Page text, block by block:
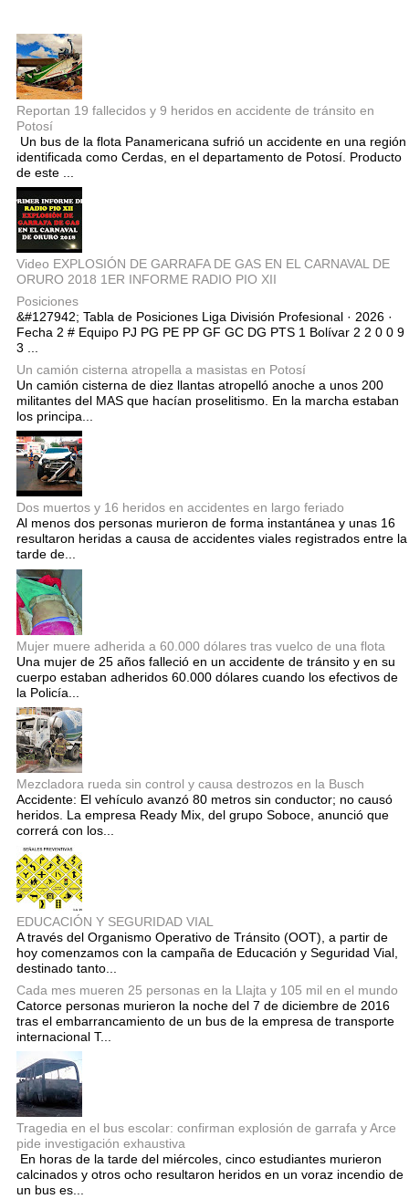
Reportan 19 fallecidos y 9 heridos en accidente de tránsito en
Potosí
Un bus de la flota Panamericana sufrió un accidente en una región
identificada como Cerdas, en el departamento de Potosí. Producto
de este ...
Video EXPLOSIÓN DE GARRAFA DE GAS EN EL CARNAVAL DE
ORURO 2018 1ER INFORME RADIO PIO XII
Posiciones
&#127942; Tabla de Posiciones Liga División Profesional · 2026 ·
Fecha 2 # Equipo PJ PG PE PP GF GC DG PTS 1 Bolívar 2 2 0 0 9
3 ...
Un camión cisterna atropella a masistas en Potosí
Un camión cisterna de diez llantas atropelló anoche a unos 200
militantes del MAS que hacían proselitismo. En la marcha estaban
los principa...
Dos muertos y 16 heridos en accidentes en largo feriado
Al menos dos personas murieron de forma instantánea y unas 16
resultaron heridas a causa de accidentes viales registrados entre la
tarde de...
Mujer muere adherida a 60.000 dólares tras vuelco de una flota
Una mujer de 25 años falleció en un accidente de tránsito y en su
cuerpo estaban adheridos 60.000 dólares cuando los efectivos de
la Policía...
Mezcladora rueda sin control y causa destrozos en la Busch
Accidente: El vehículo avanzó 80 metros sin conductor; no causó
heridos. La empresa Ready Mix, del grupo Soboce, anunció que
correrá con los...
EDUCACIÓN Y SEGURIDAD VIAL
A través del Organismo Operativo de Tránsito (OOT), a partir de
hoy comenzamos con la campaña de Educación y Seguridad Vial,
destinado tanto...
Cada mes mueren 25 personas en la Llajta y 105 mil en el mundo
Catorce personas murieron la noche del 7 de diciembre de 2016
tras el embarrancamiento de un bus de la empresa de transporte
internacional T...
Tragedia en el bus escolar: confirman explosión de garrafa y Arce
pide investigación exhaustiva
En horas de la tarde del miércoles, cinco estudiantes murieron
calcinados y otros ocho resultaron heridos en un voraz incendio de
un bus es...